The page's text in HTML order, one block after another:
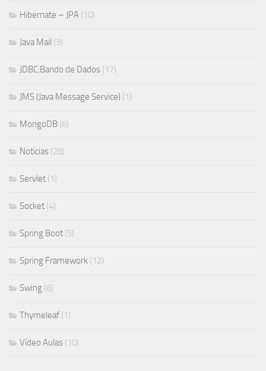
Hibernate – JPA (10)
Java Mail (3)
JDBC:Bando de Dados (17)
JMS (Java Message Service) (1)
MongoDB (6)
Noticias (28)
Servlet (1)
Socket (4)
Spring Boot (5)
Spring Framework (12)
Swing (6)
Thymeleaf (1)
Vídeo Aulas (10)